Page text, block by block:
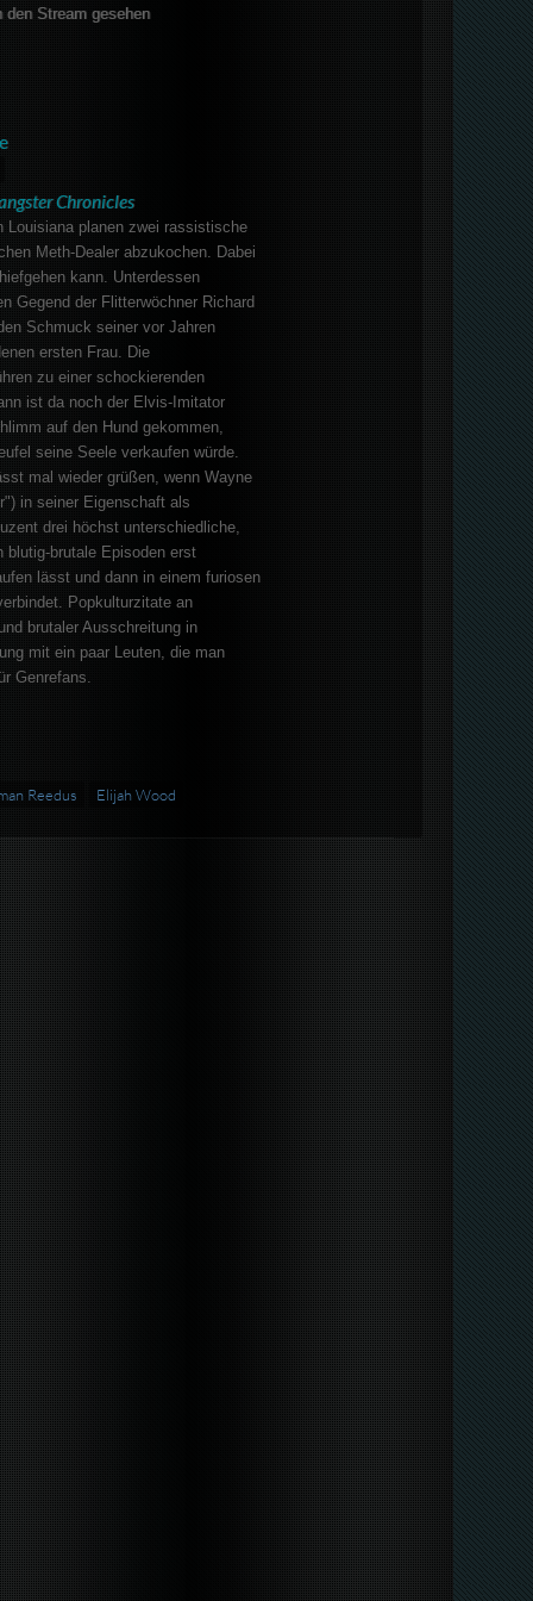
Stream gesehen
Chronicles
Louisiana planen zwei rassistische
Meth-Dealer abzukochen. Dabei
kann. Unterdessen
Gegend der Flitterwöchner Richard
Schmuck seiner vor Jahren
ersten Frau. Die
zu einer schockierenden
ist da noch der Elvis-Imitator
auf den Hund gekommen,
seine Seele verkaufen würde.
mal wieder grüßen, wenn Wayne
in seiner Eigenschaft als
drei höchst unterschiedliche,
blutig-brutale Episoden erst
lässt und dann in einem furiosen
Popkulturzitate an
brutaler Ausschreitung in
mit ein paar Leuten, die man
Genrefans.
Reedus Elijah Wood